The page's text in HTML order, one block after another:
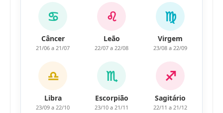
♋
Câncer
21/06 a 21/07
♌
Leão
22/07 a 22/08
♍
Virgem
23/08 a 22/09
♎
Libra
23/09 a 22/10
♏
Escorpião
23/10 a 21/11
♐
Sagitário
22/11 a 21/12